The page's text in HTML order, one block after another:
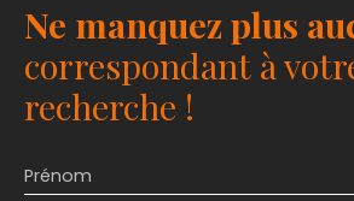
Ne manquez plus
correspondant à
recherche !
Prénom